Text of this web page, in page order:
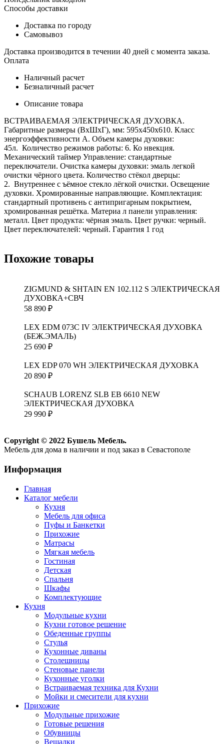
Способы доставки
Доставка по городу
Самовывоз
Доставка производится в течении 40 дней с момента заказа.
Оплата
Наличный расчет
Безналичный расчет
Описание товара
ВСТРАИВАЕМАЯ ЭЛЕКТРИЧЕСКАЯ ДУХОВКА.
Габаритные размеры (ВхШхГ), мм: 595x450x610. Класс
энергоэффективности А. Объем камеры духовки:
45л. Количество режимов работы: 6. Ко нвекция.
Механический таймер Управление: стандартные
переключатели. Очистка камеры духовки: эмаль легкой
очистки чёрного цвета. Количество стёкол дверцы:
2. Внутреннее с ъёмное стекло лёгкой очистки. Освещение
духовки. Хромированные направляющие. Комплектация:
стандартный противень с антипригарным покрытием,
хромированная решётка. Материа л панели управления:
металл. Цвет продукта: чёрная эмаль. Цвет ручки: черный.
Цвет переключателей: черный. Гарантия 1 год
Похожие товары
ZIGMUND & SHTAIN EN 102.112 S ЭЛЕКТРИЧЕСКАЯ
ДУХОВКА+СВЧ
58 890 ₽
LEX EDM 073C IV ЭЛЕКТРИЧЕСКАЯ ДУХОВКА
(БЕЖ.ЭМАЛЬ)
25 690 ₽
LEX EDP 070 WH ЭЛЕКТРИЧЕСКАЯ ДУХОВКА
20 890 ₽
SCHAUB LORENZ SLB EB 6610 NEW
ЭЛЕКТРИЧЕСКАЯ ДУХОВКА
29 990 ₽
Copyright © 2022 Бушель Мебель.
Мебель для дома в наличии и под заказ в Севастополе
Информация
Главная
Каталог мебели
Кухня
Мебель для офиса
Пуфы и Банкетки
Прихожие
Матрасы
Мягкая мебель
Гостиная
Детская
Спальня
Шкафы
Комплектующие
Кухня
Модульные кухни
Кухни готовое решение
Обеденные группы
Стулья
Кухонные диваны
Столешницы
Стеновые панели
Кухонные уголки
Встраиваемая техника для Кухни
Мойки и смесители для кухни
Прихожие
Модульные прихожие
Готовые решения
Обувницы
Вешалки